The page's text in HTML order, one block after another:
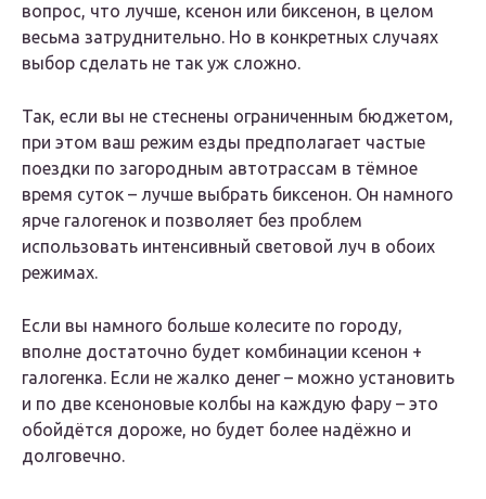
вопрос, что лучше, ксенон или биксенон, в целом
весьма затруднительно. Но в конкретных случаях
выбор сделать не так уж сложно.
Так, если вы не стеснены ограниченным бюджетом,
при этом ваш режим езды предполагает частые
поездки по загородным автотрассам в тёмное
время суток – лучше выбрать биксенон. Он намного
ярче галогенок и позволяет без проблем
использовать интенсивный световой луч в обоих
режимах.
Если вы намного больше колесите по городу,
вполне достаточно будет комбинации ксенон +
галогенка. Если не жалко денег – можно установить
и по две ксеноновые колбы на каждую фару – это
обойдётся дороже, но будет более надёжно и
долговечно.